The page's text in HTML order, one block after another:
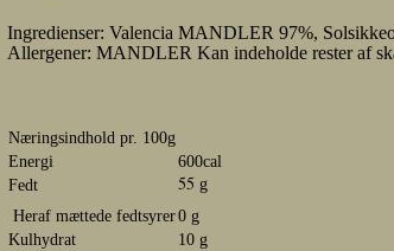
Ingredienser: Valencia MANDLER 97%,
Allergener: MANDLER Kan indeholde rester af
Næringsindhold pr. 100g
Energi
600cal
Fedt
55 g
Heraf mættede fedtsyrer0 g
Kulhydrat
10 g